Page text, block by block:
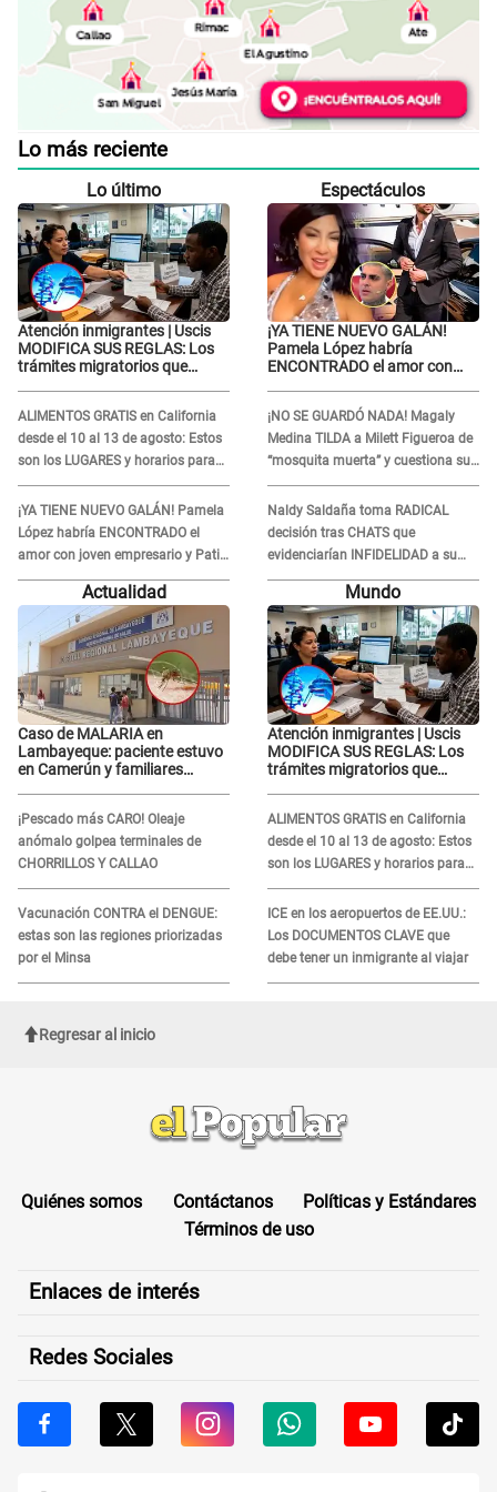
Lo más reciente
Lo último
Atención inmigrantes | Uscis
MODIFICA SUS REGLAS: Los
trámites migratorios que
ALIMENTOS GRATIS en California
desde el 10 al 13 de agosto: Estos
son los LUGARES y horarios para
recibir la ayuda
¡YA TIENE NUEVO GALÁN! Pamela
López habría ENCONTRADO el
amor con joven empresario y Pati
Lorena la ECHA en VIVO
Espectáculos
¡YA TIENE NUEVO GALÁN!
Pamela López habría
ENCONTRADO el amor con
la ECHA en VIVO
¡NO SE GUARDÓ NADA! Magaly
Medina TILDA a Milett Figueroa de
“mosquita muerta” y cuestiona su
RECONCILIACIÓN con Marcelo
Tinelli en TV argentina
Naldy Saldaña toma RADICAL
decisión tras CHATS que
evidenciarían INFIDELIDAD a su
novio con animador de 'La Bella
Luz': "Un día..."
Actualidad
Caso de MALARIA en
Lambayeque: paciente estuvo
en Camerún y familiares
¡Pescado más CARO! Oleaje
anómalo golpea terminales de
CHORRILLOS Y CALLAO
Vacunación CONTRA el DENGUE:
estas son las regiones priorizadas
por el Minsa
Mundo
Atención inmigrantes | Uscis
MODIFICA SUS REGLAS: Los
trámites migratorios que
ALIMENTOS GRATIS en California
desde el 10 al 13 de agosto: Estos
son los LUGARES y horarios para
recibir la ayuda
ICE en los aeropuertos de EE.UU.:
Los DOCUMENTOS CLAVE que
debe tener un inmigrante al viajar
Regresar al inicio
Quiénes somos Contáctanos
Políticas y Estándares
Términos de uso
Enlaces de interés
Redes Sociales